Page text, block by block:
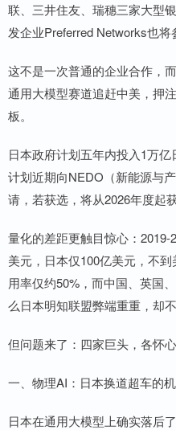
联、三井住友、瑞穗三家大型
发企业Preferred Networks也将
这不是一次普通的企业合作
通用大模型赛道追赶中美，押
板。
日本政府计划五年内投入1万
计划近期向NEDO（新能源与
请，若获选，将从2026年度起
量化的差距更触目惊心：
美元，日本仅100亿美元，不
用率仅约50%，而中国、英国
么日本明知联盟弊端重重，却
但问题来了：四家巨头，各怀
一、物理AI：日本换道超车的
日本在通用大模型上确实落后